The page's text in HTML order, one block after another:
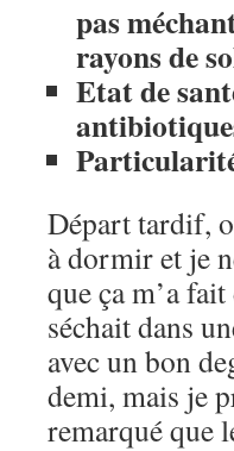
pas
rayons de
Etat de
Départ tardif,
à dormir et je
que ça m’a
séchait dans
avec un bon
demi, mais je
remarqué que